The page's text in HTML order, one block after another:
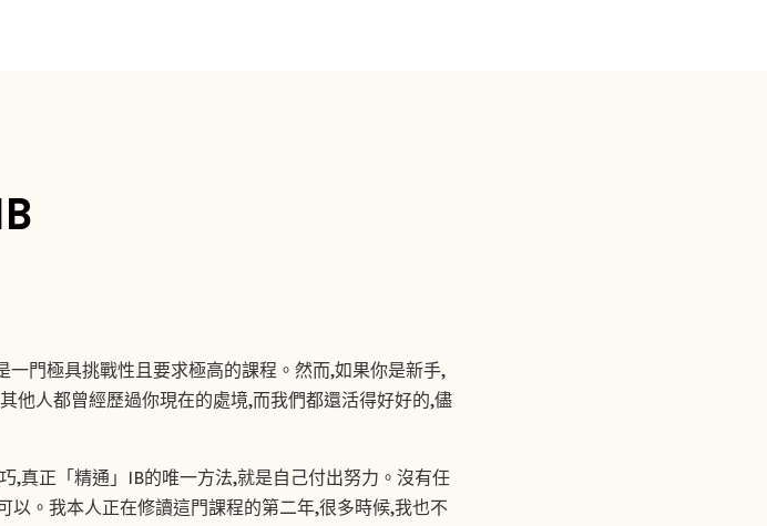
門極具挑戰性且要求極高的課程。然而,如果你是新手,
他人都曾經歷過你現在的處境,而我們都還活得好好的,儘
,真正「精通」IB的唯一方法,就是自己付出努力。沒有任
。我本人正在修讀這門課程的第二年,很多時候,我也不